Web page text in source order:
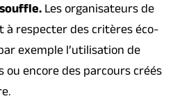
Les organisateurs de
à respecter des critères éco-
exemple l’utilisation de
encore des parcours créés